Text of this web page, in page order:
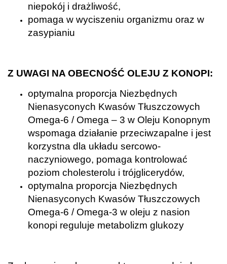
niepokój i drażliwość,
pomaga w wyciszeniu organizmu oraz w
zasypianiu
Z UWAGI NA OBECNOŚĆ OLEJU Z KONOPI:
optymalna proporcja Niezbędnych
Nienasyconych Kwasów Tłuszczowych
Omega-6 / Omega – 3 w Oleju Konopnym
wspomaga działanie przeciwzapalne i jest
korzystna dla układu sercowo-
naczyniowego, pomaga kontrolować
poziom cholesterolu i trójglicerydów,
optymalna proporcja Niezbędnych
Nienasyconych Kwasów Tłuszczowych
Omega-6 / Omega-3 w oleju z nasion
konopi reguluje metabolizm glukozy